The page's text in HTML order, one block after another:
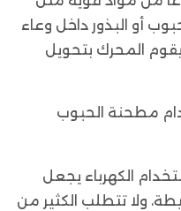
أو البذور داخل وعاء
المحرك بتحويل
مطحنة الحبوب
الكهرباء يجعل
ولا تتطلب الكثير من